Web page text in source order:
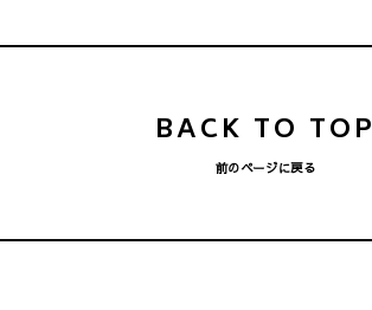
BACK TO TOP
前のページに戻る